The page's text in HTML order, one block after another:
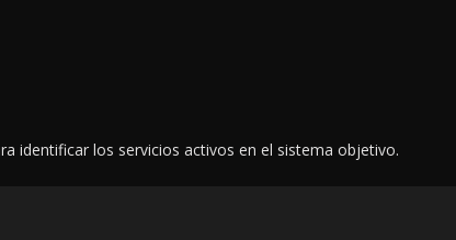
identificar los servicios activos en el sistema objetivo.